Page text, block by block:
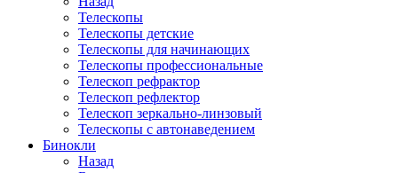
Телескопы
Телескопы детские
Телескопы для начинающих
Телескопы профессиональные
Телескоп рефрактор
Телескоп рефлектор
Телескоп зеркально-линзовый
Телескопы с автонаведением
Бинокли
Назад